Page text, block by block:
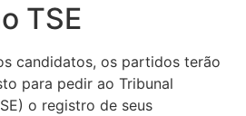
TSE
candidatos, os partidos terão
para pedir ao Tribunal
o registro de seus